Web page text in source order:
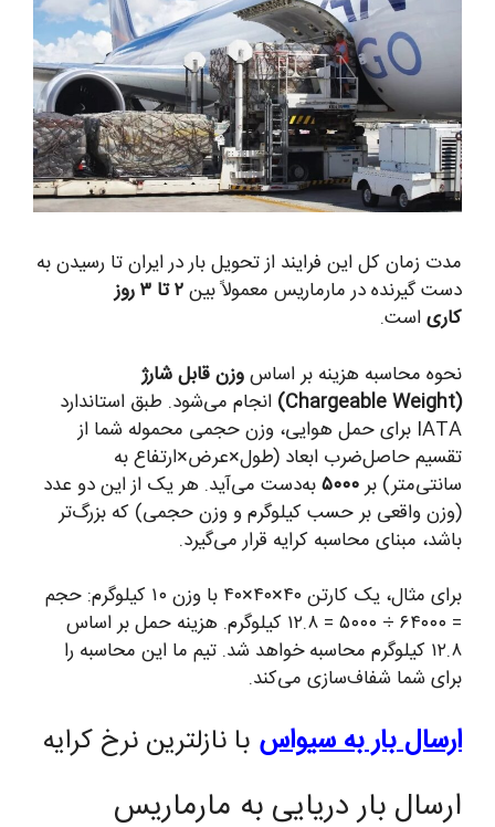
مدت زمان کل این فرایند از تحویل بار در ایران تا رسیدن به
دست گیرنده در مارماریس معمولاً بین
۲ تا ۳ روز
کاریاست.
نحوه محاسبه هزینه بر اساسوزن قابل شارژ
(Chargeable Weight)
انجام می‌شود. طبق استاندارد
IATA برای حمل هوایی، وزن حجمی محموله شما از
تقسیم حاصل‌ضرب ابعاد (طول×عرض×ارتفاع به
سانتی‌متر) بر۵۰۰۰به‌دست می‌آید. هر یک از این دو عدد
(وزن واقعی بر حسب کیلوگرم و وزن حجمی) که بزرگ‌تر
باشد، مبنای محاسبه کرایه قرار می‌گیرد.
برای مثال، یک کارتن ۴۰×۴۰×۴۰ با وزن ۱۰ کیلوگرم: حجم
= ۶۴۰۰۰ ÷ ۵۰۰۰ = ۱۲.۸ کیلوگرم. هزینه حمل بر اساس
۱۲.۸ کیلوگرم محاسبه خواهد شد. تیم ما این محاسبه را
برای شما شفاف‌سازی می‌کند.
ارسال بار به سیواس با نازلترین نرخ کرایه
ارسال بار دریایی به مارماریس